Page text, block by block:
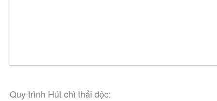
Quy trình Hút chì thải độc: